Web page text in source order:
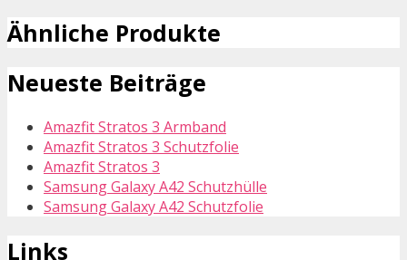
Ähnliche Produkte
Neueste Beiträge
Amazfit Stratos 3 Armband
Amazfit Stratos 3 Schutzfolie
Amazfit Stratos 3
Samsung Galaxy A42 Schutzhülle
Samsung Galaxy A42 Schutzfolie
Links